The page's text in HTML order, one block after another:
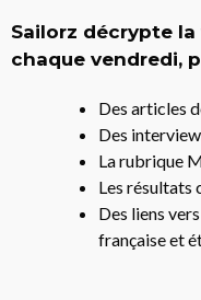
Sailorz décrypte
chaque vendredi,
Des articles
Des
La rubrique
Les résultats
Des liens
française et